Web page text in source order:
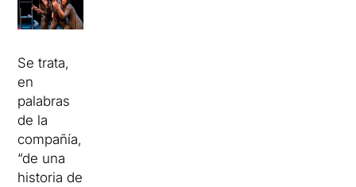
Se trata,
en
palabras
de la
compañía,
“de una
historia de